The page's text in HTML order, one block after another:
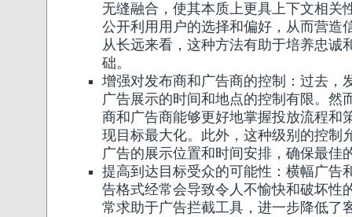
无缝融合，使其本质上更具上下文相关
公开利用用户的选择和偏好，从而营造
从长远来看，这种方法有助于培养忠诚
础。
增强对发布商和广告商的控制：过去，
广告展示的时间和地点的控制有限。然
商和广告商能够更好地掌握投放流程和
现目标最大化。此外，这种级别的控制
广告的展示位置和时间安排，确保最佳
提高到达目标受众的可能性：横幅广告
告格式经常会导致令人不愉快和破坏性
常求助于广告拦截工具，进一步降低了